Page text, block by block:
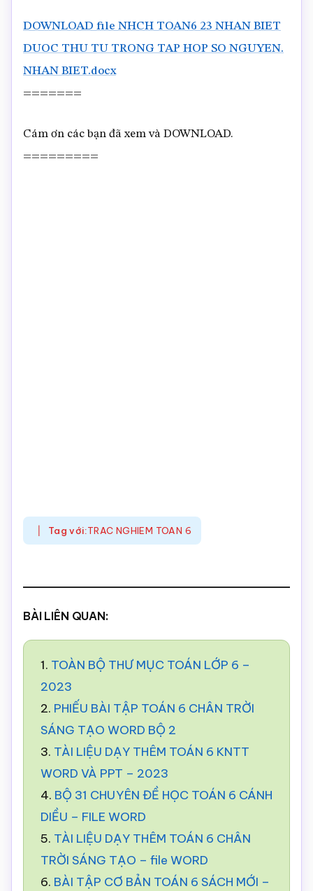
DOWNLOAD file NHCH TOAN6 23 NHAN BIET
DUOC THU TU TRONG TAP HOP SO NGUYEN.
NHAN BIET.docx
=======
Cám ơn các bạn đã xem và DOWNLOAD.
=========
Tag với:TRAC NGHIEM TOAN 6
BÀI LIÊN QUAN:
1. TOÀN BỘ THƯ MỤC TOÁN LỚP 6 –
2023
2. PHIẾU BÀI TẬP TOÁN 6 CHÂN TRỜI
SÁNG TẠO WORD BỘ 2
3. TÀI LIỆU DẠY THÊM TOÁN 6 KNTT
WORD VÀ PPT – 2023
4. BỘ 31 CHUYÊN ĐỀ HỌC TOÁN 6 CÁNH
DIỀU – FILE WORD
5. TÀI LIỆU DẠY THÊM TOÁN 6 CHÂN
TRỜI SÁNG TẠO – file WORD
6. BÀI TẬP CƠ BẢN TOÁN 6 SÁCH MỚI –